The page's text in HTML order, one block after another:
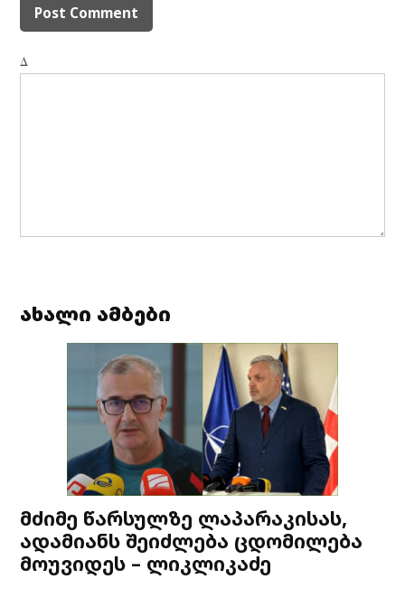
Δ
ახალი ამბები
მძიმე წარსულზე ლაპარაკისას,
ადამიანს შეიძლება ცდომილება
მოუვიდეს – ლიკლიკაძე